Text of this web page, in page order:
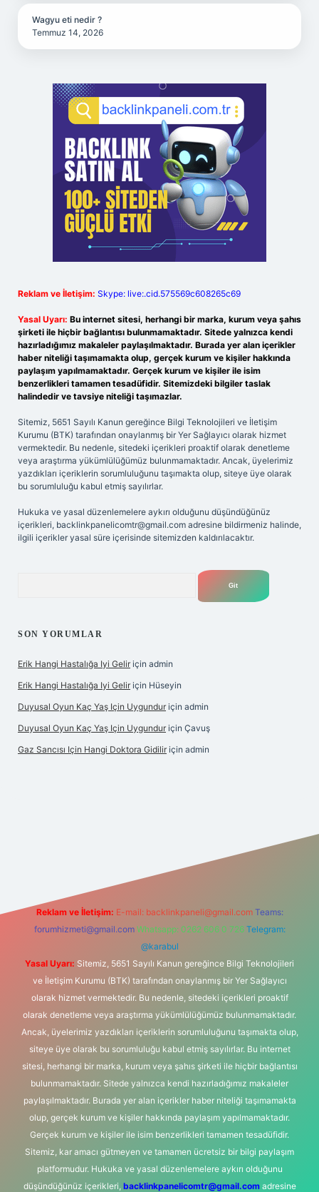
Wagyu eti nedir ?
Temmuz 14, 2026
Reklam ve İletişim: Skype: live:.cid.575569c608265c69
Yasal Uyarı: Bu internet sitesi, herhangi bir marka, kurum veya şahıs
şirketi ile hiçbir bağlantısı bulunmamaktadır. Sitede yalnızca kendi
hazırladığımız makaleler paylaşılmaktadır. Burada yer alan içerikler
haber niteliği taşımamakta olup, gerçek kurum ve kişiler hakkında
paylaşım yapılmamaktadır. Gerçek kurum ve kişiler ile isim
benzerlikleri tamamen tesadüfidir. Sitemizdeki bilgiler taslak
halindedir ve tavsiye niteliği taşımazlar.
Sitemiz, 5651 Sayılı Kanun gereğince Bilgi Teknolojileri ve İletişim
Kurumu (BTK) tarafından onaylanmış bir Yer Sağlayıcı olarak hizmet
vermektedir. Bu nedenle, sitedeki içerikleri proaktif olarak denetleme
veya araştırma yükümlülüğümüz bulunmamaktadır. Ancak, üyelerimiz
yazdıkları içeriklerin sorumluluğunu taşımakta olup, siteye üye olarak
bu sorumluluğu kabul etmiş sayılırlar.
Hukuka ve yasal düzenlemelere aykırı olduğunu düşündüğünüz
içerikleri, backlinkpanelicomtr@gmail.com adresine bildirmeniz halinde,
ilgili içerikler yasal süre içerisinde sitemizden kaldırılacaktır.
SON YORUMLAR
Erik Hangi Hastalığa Iyi Gelir için admin
Erik Hangi Hastalığa Iyi Gelir için Hüseyin
Duyusal Oyun Kaç Yaş Için Uygundur için admin
Duyusal Oyun Kaç Yaş Için Uygundur için Çavuş
Gaz Sancısı Için Hangi Doktora Gidilir için admin
Reklam ve İletişim: E-mail: backlinkpaneli@gmail.com Teams:
forumhizmeti@gmail.com Whatsapp: 0262 606 0 726 Telegram:
@karabul
Yasal Uyarı: Sitemiz, 5651 Sayılı Kanun gereğince Bilgi Teknolojileri
ve İletişim Kurumu (BTK) tarafından onaylanmış bir Yer Sağlayıcı
olarak hizmet vermektedir. Bu nedenle, sitedeki içerikleri proaktif
olarak denetleme veya araştırma yükümlülüğümüz bulunmamaktadır.
Ancak, üyelerimiz yazdıkları içeriklerin sorumluluğunu taşımakta olup,
siteye üye olarak bu sorumluluğu kabul etmiş sayılırlar. Bu internet
sitesi, herhangi bir marka, kurum veya şahıs şirketi ile hiçbir bağlantısı
bulunmamaktadır. Sitede yalnızca kendi hazırladığımız makaleler
paylaşılmaktadır. Burada yer alan içerikler haber niteliği taşımamakta
olup, gerçek kurum ve kişiler hakkında paylaşım yapılmamaktadır.
Gerçek kurum ve kişiler ile isim benzerlikleri tamamen tesadüfidir.
Sitemiz, kar amacı gütmeyen ve tamamen ücretsiz bir bilgi paylaşım
platformudur. Hukuka ve yasal düzenlemelere aykırı olduğunu
düşündüğünüz içerikleri, backlinkpanelicomtr@gmail.comadresine